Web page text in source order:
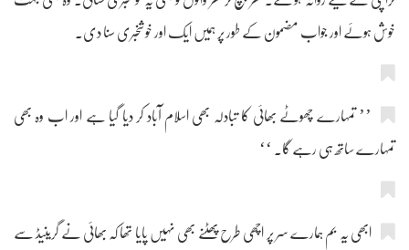
خوش ہوئے اور جواب مضمون کے طور پر ہمیں ایک اور خوشخبری سنا دی۔
’’ تمہارے چھوٹے بھائی کا تبادلہ بھی اسلام آباد کر دیا گیا ہے اور اب وہ بھی
تمہارے ساتھ ہی رہے گا۔ ‘‘
ابھی یہ بم ہمارے سر پر اچھی طرح پھٹنے بھی نہیں پایا تھا کہ بھائی نے گرینیڈ سے